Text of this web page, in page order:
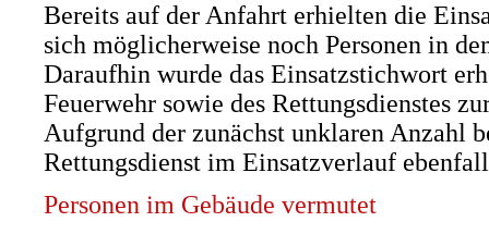
Bereits auf der Anfahrt erhielten die
sich möglicherweise noch Personen in
Daraufhin wurde das Einsatzstichwort
Feuerwehr sowie des Rettungsdienstes
Aufgrund der zunächst unklaren Anzahl
Rettungsdienst im Einsatzverlauf
Personen im Gebäude vermutet